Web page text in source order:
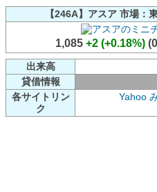
【246A】アスア 市場：
1,085 +2 (+0.18%)
出来高
貸借情報
各サイトリン
ク
Yahoo